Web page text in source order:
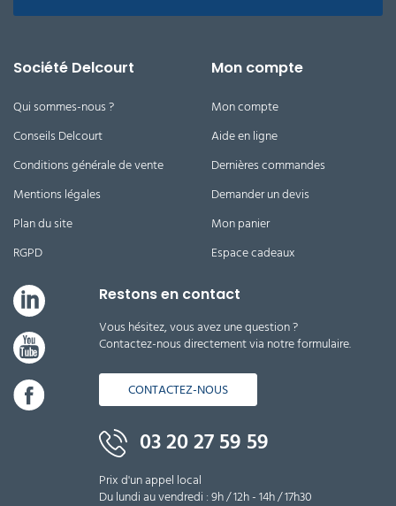
Société Delcourt
Qui sommes-nous ?
Conseils Delcourt
Conditions générale de vente
Mentions légales
Plan du site
RGPD
Mon compte
Mon compte
Aide en ligne
Dernières commandes
Demander un devis
Mon panier
Espace cadeaux
Restons en contact
Vous hésitez, vous avez une question ?
Contactez-nous directement via notre formulaire.
CONTACTEZ-NOUS
03 20 27 59 59
Prix d'un appel local
Du lundi au vendredi : 9h / 12h - 14h / 17h30